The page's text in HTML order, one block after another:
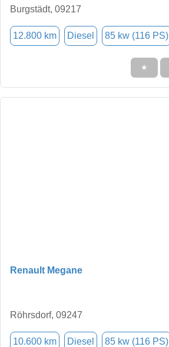
Burgstädt, 09217
12.800 km Diesel 85 kw (116 PS)
★
Renault Megane
Röhrsdorf, 09247
10.600 km Diesel 85 kw (116 PS)